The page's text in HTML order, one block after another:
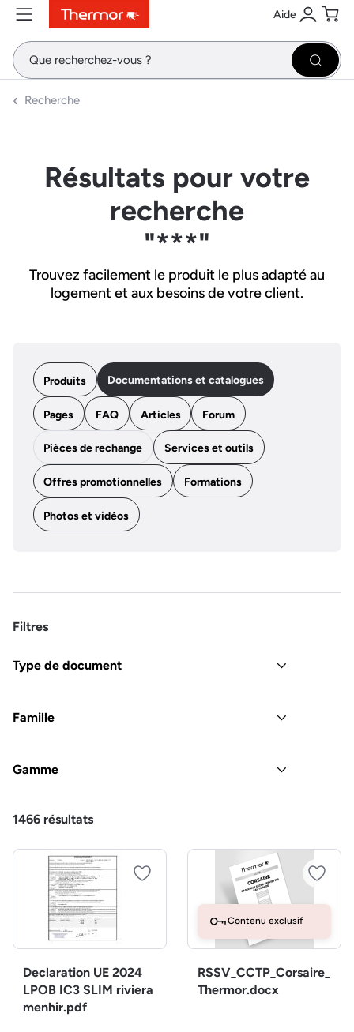
ContenuMenuRecherche Aide
Se
Recherche
Résultats pour votre
recherche
"***"
Trouvez facilement le produit le plus adapté au
logement et aux besoins de votre client.
Produits Documentations et catalogues
Pages FAQ Articles Forum
Pièces de rechange Services et outils
Offres promotionnelles Formations
Photos et vidéos
Filtres
Type de document
Famille
Gamme
1466 résultats
Declaration UE 2024
LPOB IC3 SLIM riviera
menhir.pdf
Contenu exclusif
RSSV_CCTP_Corsaire_
Thermor.docx